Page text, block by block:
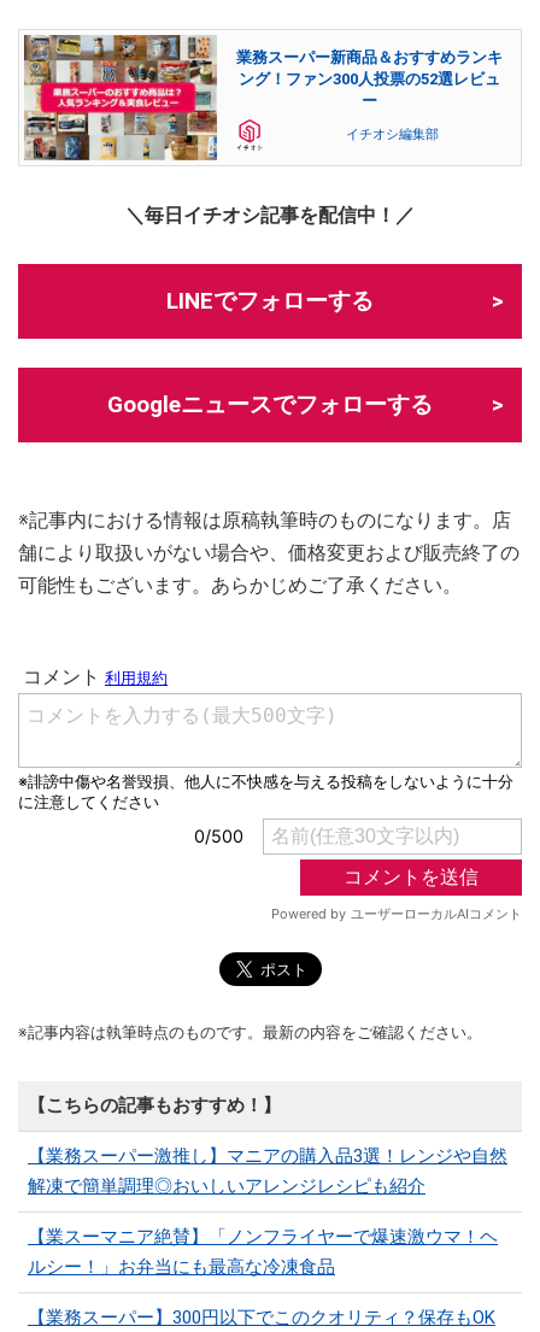
業務スーパー新商品＆おすすめランキ
ング！ファン300人投票の52選レビュ
ー
イチオシ編集部
＼毎日イチオシ記事を配信中！／
LINEでフォローする
Googleニュースでフォローする
※記事内における情報は原稿執筆時のものになります。店
舗により取扱いがない場合や、価格変更および販売終了の
可能性もございます。あらかじめご了承ください。
※記事内容は執筆時点のものです。最新の内容をご確認ください。
【こちらの記事もおすすめ！】
【業務スーパー激推し】マニアの購入品3選！レンジや自然
解凍で簡単調理◎おいしいアレンジレシピも紹介
【業スーマニア絶賛】「ノンフライヤーで爆速激ウマ！ヘ
ルシー！」お弁当にも最高な冷凍食品
【業務スーパー】300円以下でこのクオリティ？保存もOK